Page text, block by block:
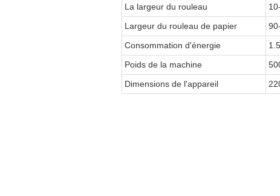
La largeur du rouleau
Largeur du rouleau de papier
Consommation d'énergie
Poids de la machine
Dimensions de l'appareil